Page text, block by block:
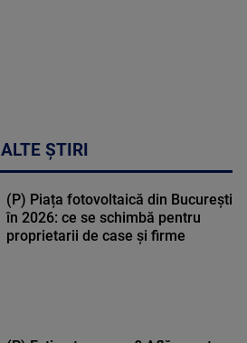
ALTE ȘTIRI
(P) Piața fotovoltaică din București
în 2026: ce se schimbă pentru
proprietarii de case și firme